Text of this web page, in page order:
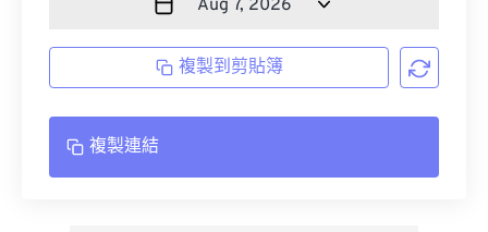
複製到剪貼簿
複製連結